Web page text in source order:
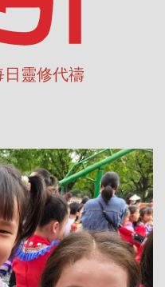
靈修代禱